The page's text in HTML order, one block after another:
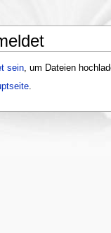
sein, um Dateien
.